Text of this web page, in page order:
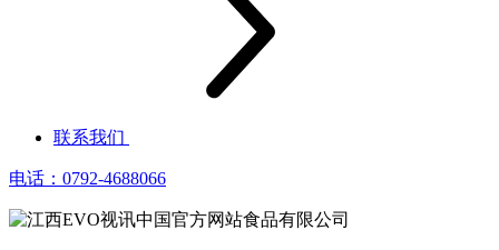
联系我们
电话：0792-4688066